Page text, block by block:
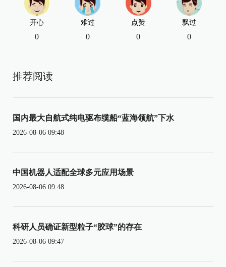
开心
0
难过
0
点赞
0
飘过
0
推荐阅读
国内最大自航式纯电驱布缆船“蓝海领航”下水
2026-08-06 09:48
中国机器人适配全球多元应用场景
2026-08-06 09:48
科研人员确证新型粒子“胶球”的存在
2026-08-06 09:47